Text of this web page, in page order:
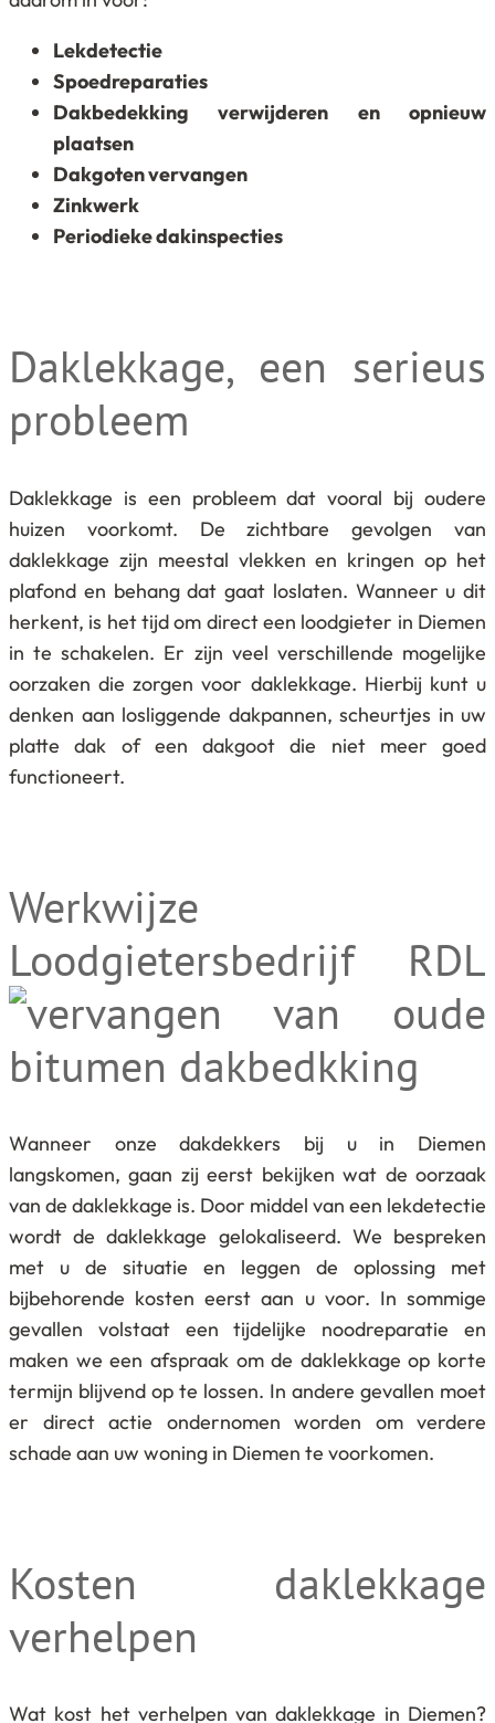
Lekdetectie
Spoedreparaties
Dakbedekking verwijderen en opnieuw
plaatsen
Dakgoten vervangen
Zinkwerk
Periodieke dakinspecties
Daklekkage, een serieus
probleem
Daklekkage is een probleem dat vooral bij oudere
huizen voorkomt. De zichtbare gevolgen van
daklekkage zijn meestal vlekken en kringen op het
plafond en behang dat gaat loslaten. Wanneer u dit
herkent, is het tijd om direct een loodgieter in Diemen
in te schakelen. Er zijn veel verschillende mogelijke
oorzaken die zorgen voor daklekkage. Hierbij kunt u
denken aan losliggende dakpannen, scheurtjes in uw
platte dak of een dakgoot die niet meer goed
functioneert.
Werkwijze
Loodgietersbedrijf RDL
Wanneer onze dakdekkers bij u in Diemen
langskomen, gaan zij eerst bekijken wat de oorzaak
van de daklekkage is. Door middel van een lekdetectie
wordt de daklekkage gelokaliseerd. We bespreken
met u de situatie en leggen de oplossing met
bijbehorende kosten eerst aan u voor. In sommige
gevallen volstaat een tijdelijke noodreparatie en
maken we een afspraak om de daklekkage op korte
termijn blijvend op te lossen. In andere gevallen moet
er direct actie ondernomen worden om verdere
schade aan uw woning in Diemen te voorkomen.
Kosten daklekkage
verhelpen
Wat kost het verhelpen van daklekkage in Diemen?